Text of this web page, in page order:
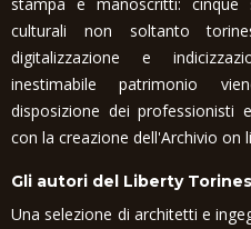
culturali non soltanto
digitalizzazione e
inestimabile patrimonio
disposizione dei professionisti
con la creazione dell'Archivio on
Gli autori del Liberty
Una selezione di architetti e